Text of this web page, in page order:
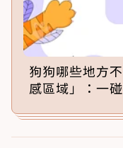
狗狗哪些地方
感區域」：一